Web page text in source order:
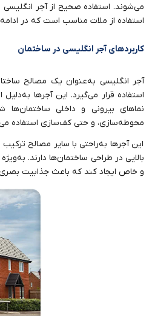
می‌شوند. استفاده صحیح از آجر
استفاده از ملات مناسب است که در
کاربردهای آجر انگلیسی در ساختمان
آجر انگلیسی به‌عنوان یک مصالح
استفاده قرار می‌گیرد. این آجرها
نماهای بیرونی و داخلی ساختمان‌ها
محوطه‌سازی، و حتی کف‌سازی استفاده
این آجرها به‌راحتی با سایر مصالح
بالایی در طراحی ساختمان‌ها دارند.
و خاص ایجاد کند که باعث جذابیت